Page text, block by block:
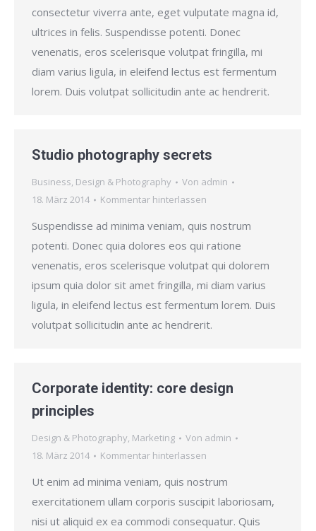
consectetur viverra ante, eget vulputate magna id,
ultrices in felis. Suspendisse potenti. Donec
venenatis, eros scelerisque volutpat fringilla, mi
diam varius ligula, in eleifend lectus est fermentum
lorem. Duis volutpat sollicitudin ante ac hendrerit.
Studio photography secrets
Business, Design & Photography Von admin
18. März 2014
Kommentar hinterlassen
Suspendisse ad minima veniam, quis nostrum
potenti. Donec quia dolores eos qui ratione
venenatis, eros scelerisque volutpat qui dolorem
ipsum quia dolor sit amet fringilla, mi diam varius
ligula, in eleifend lectus est fermentum lorem. Duis
volutpat sollicitudin ante ac hendrerit.
Corporate identity: core design
principles
Design & Photography, Marketing Von admin
18. März 2014
Kommentar hinterlassen
Ut enim ad minima veniam, quis nostrum
exercitationem ullam corporis suscipit laboriosam,
nisi ut aliquid ex ea commodi consequatur. Quis